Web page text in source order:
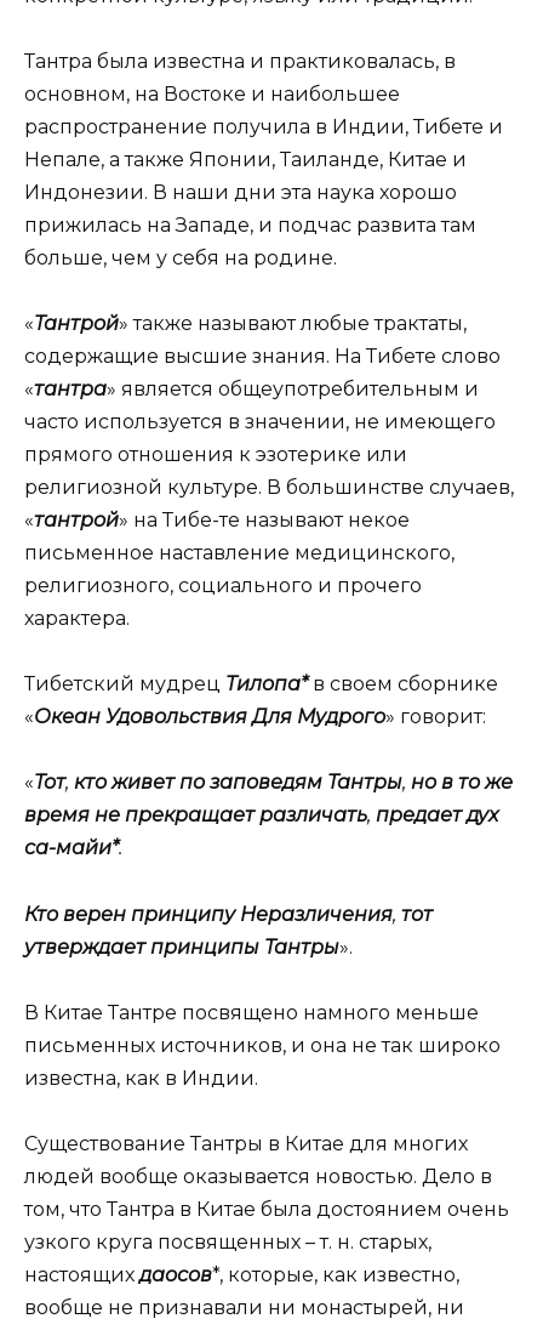
Тантра была известна и практиковалась, в
основном, на Востоке и наибольшее
распространение получила в Индии, Тибете и
Непале, а также Японии, Таиланде, Китае и
Индонезии. В наши дни эта наука хорошо
прижилась на Западе, и подчас развита там
больше, чем у себя на родине.
«Тантрой» также называют любые трактаты,
содержащие высшие знания. На Тибете слово
«тантра» является общеупотребительным и
часто используется в значении, не имеющего
прямого отношения к эзотерике или
религиозной культуре. В большинстве случаев,
«тантрой» на Тибе-те называют некое
письменное наставление медицинского,
религиозного, социального и прочего
характера.
Тибетский мудрец Тилопа*в своем сборнике
«Океан Удовольствия Для Мудрого» говорит:
«Тот, кто живет по заповедям Тантры, но в то же
время не прекращает различать, предает дух
са-майи*.
Кто верен принципу Неразличения, тот
утверждает принципы Тантры».
В Китае Тантре посвящено намного меньше
письменных источников, и она не так широко
известна, как в Индии.
Существование Тантры в Китае для многих
людей вообще оказывается новостью. Дело в
том, что Тантра в Китае была достоянием очень
узкого круга посвященных – т. н. старых,
настоящихдаосов*, которые, как известно,
вообще не признавали ни монастырей, ни